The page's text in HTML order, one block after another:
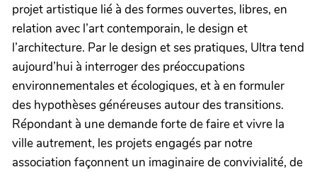
projet artistique lié à des formes ouvertes, libres, en
relation avec l’art contemporain, le design et
l’architecture. Par le design et ses pratiques, Ultra tend
aujourd’hui à interroger des préoccupations
environnementales et écologiques, et à en formuler
des hypothèses généreuses autour des transitions.
Répondant à une demande forte de faire et vivre la
ville autrement, les projets engagés par notre
association façonnent un imaginaire de convivialité, de